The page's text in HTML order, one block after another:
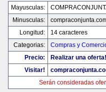
Mayusculas:
Minusculas:
Longitud:
14 caracteres
Categorias:
Compras y
Precio:
Realizar una oferta!
Visitar!
Serán consideradas